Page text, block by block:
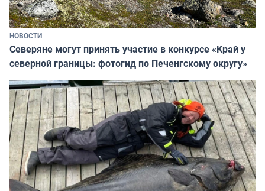
НОВОСТИ
Северяне могут принять участие в конкурсе «Край у
северной границы: фотогид по Печенгскому округу»